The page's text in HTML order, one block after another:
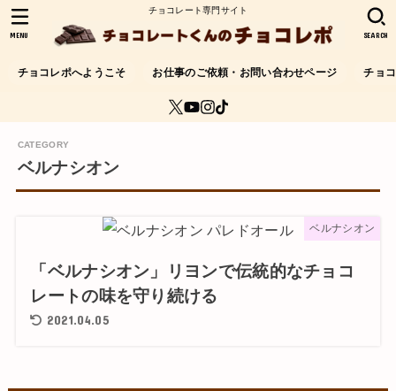
チョコレート専門サイト
チョコレポへようこそ お仕事のご依頼・お問い合わせページ チョ
SEARCH
MENU
ベルナシオン
ベルナシオン
「ベルナシオン」リヨンで伝統的なチョコ
レートの味を守り続ける
2021.04.05